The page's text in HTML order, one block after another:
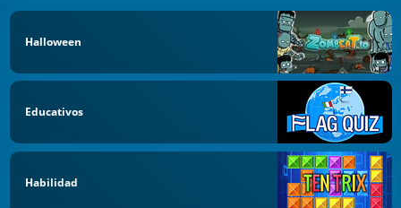
Halloween
Educativos
Habilidad